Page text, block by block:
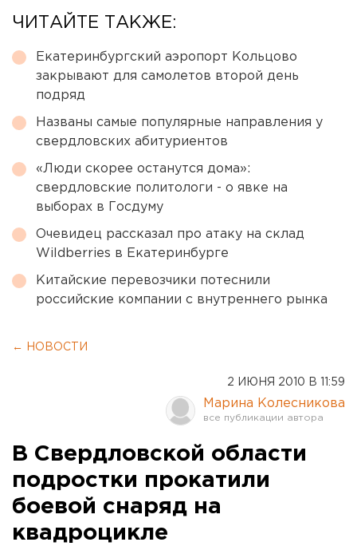
ЧИТАЙТЕ ТАКЖЕ:
Екатеринбургский аэропорт Кольцово
закрывают для самолетов второй день
подряд
Названы самые популярные направления у
свердловских абитуриентов
«Люди скорее останутся дома»:
свердловские политологи - о явке на
выборах в Госдуму
Очевидец рассказал про атаку на склад
Wildberries в Екатеринбурге
Китайские перевозчики потеснили
российские компании с внутреннего рынка
← НОВОСТИ
2 ИЮНЯ 2010 В 11:59
Марина Колесникова
В Свердловской области
подростки прокатили
боевой снаряд на
квадроцикле